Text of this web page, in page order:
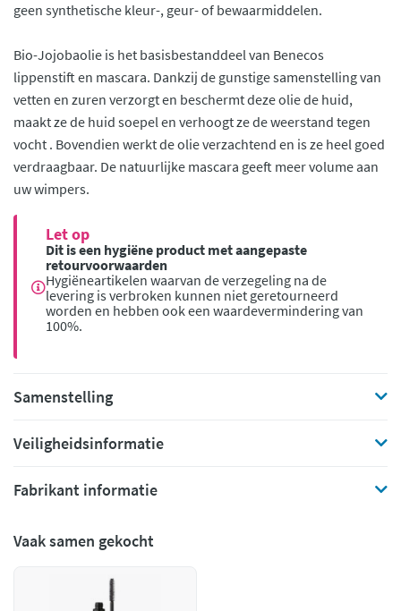
geen synthetische kleur-, geur- of bewaarmiddelen.
Bio-Jojobaolie is het basisbestanddeel van Benecos
lippenstift en mascara. Dankzij de gunstige samenstelling van
vetten en zuren verzorgt en beschermt deze olie de huid,
maakt ze de huid soepel en verhoogt ze de weerstand tegen
vocht . Bovendien werkt de olie verzachtend en is ze heel goed
verdraagbaar. De natuurlijke mascara geeft meer volume aan
uw wimpers.
Let op
Dit is een hygiëne product met aangepaste
retourvoorwaarden
Hygiëneartikelen waarvan de verzegeling na de
levering is verbroken kunnen niet geretourneerd
worden en hebben ook een waardevermindering van
100%.
Samenstelling
Veiligheidsinformatie
Fabrikant informatie
Vaak samen gekocht